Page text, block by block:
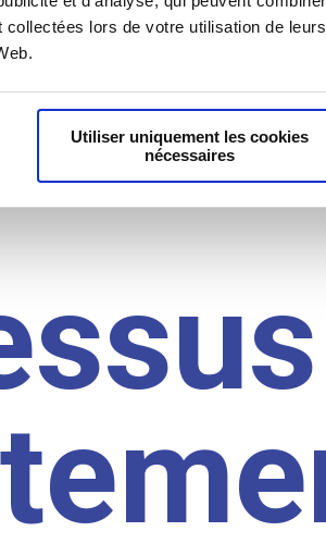
lors de votre utilisation de
Utiliser uniquement les cookies
nécessaires